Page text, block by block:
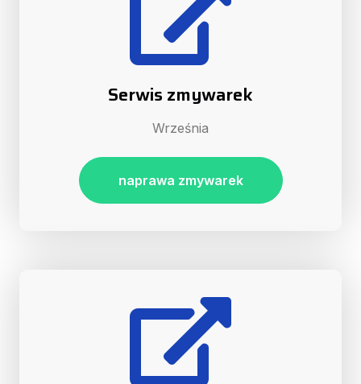
Serwis zmywarek
Września
naprawa zmywarek